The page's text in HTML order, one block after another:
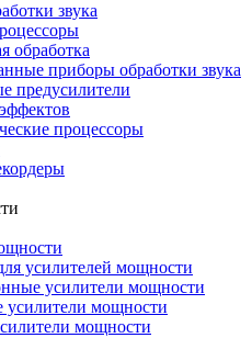
звука
обработка
приборы обработки звука
предусилители
процессоры
усилителей мощности
усилители мощности
усилители мощности
мощности